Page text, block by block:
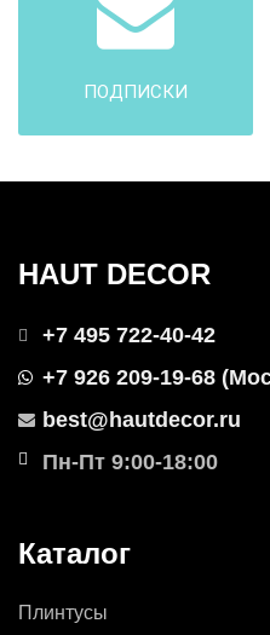
ПОДПИСКИ
HAUT DECOR
+7 495 722-40-42
+7 926 209-19-68
best@hautdecor.ru
Пн-Пт 9:00-18:00
Каталог
Плинтусы